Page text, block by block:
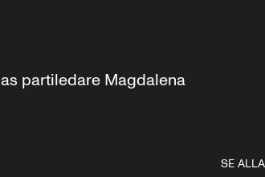
partiledare Magdalena
SE ALLA